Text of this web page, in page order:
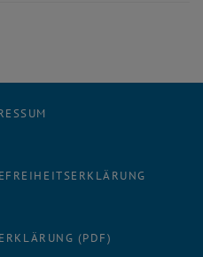
(PDF)